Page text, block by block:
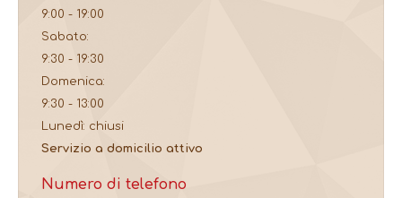
9:00 - 19:00
Sabato:
9:30 - 19:30
Domenica:
9:30 - 13:00
Lunedì: chiusi
Servizio a domicilio attivo
Numero di telefono